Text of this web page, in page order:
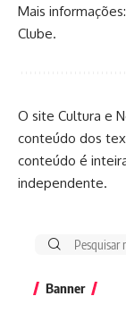
Mais
Clube.
O site Cultura e
conteúdo dos
conteúdo é
independente.
Banner